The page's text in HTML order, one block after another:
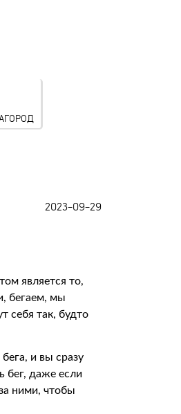
2023-09-29
является то,
бегаем, мы
себя так, будто
и вы сразу
бег, даже если
ними, чтобы